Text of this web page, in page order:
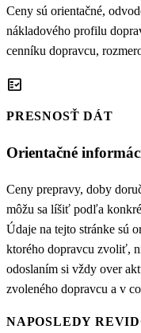
Ceny sú orientačné,
nákladového profilu
cenníku dopravcu,
fact_check
PRESNOSŤ DÁT
Orientačné
Ceny prepravy, doby
môžu sa líšiť podľa
Údaje na tejto stránke sú
ktorého dopravcu zvoliť,
odoslaním si vždy over
zvoleného dopravcu a v
NAPOSLEDY